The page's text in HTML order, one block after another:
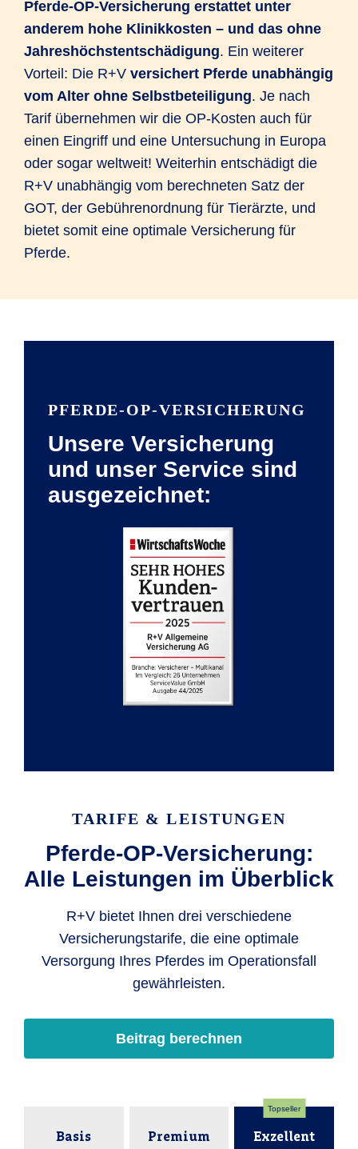
Pferde-OP-Versicherung erstattet unter
anderem hohe Klinikkosten – und das ohne
Jahreshöchstentschädigung. Ein weiterer
Vorteil: Die R+V versichert Pferde unabhängig
vom Alter ohne Selbstbeteiligung. Je nach
Tarif übernehmen wir die OP-Kosten auch für
einen Eingriff und eine Untersuchung in Europa
oder sogar weltweit! Weiterhin entschädigt die
R+V unabhängig vom berechneten Satz der
GOT, der Gebührenordnung für Tierärzte, und
bietet somit eine optimale Versicherung für
Pferde.
PFERDE-OP-VERSICHERUNG
Unsere Versicherung
und unser Service sind
ausgezeichnet:
TARIFE & LEISTUNGEN
Pferde-OP-Versicherung:
Alle Leistungen im Überblick
R+V bietet Ihnen drei verschiedene
Versicherungstarife, die eine optimale
Versorgung Ihres Pferdes im Operationsfall
gewährleisten.
Beitrag berechnen
Basis Premium
Topseller
Exzellent